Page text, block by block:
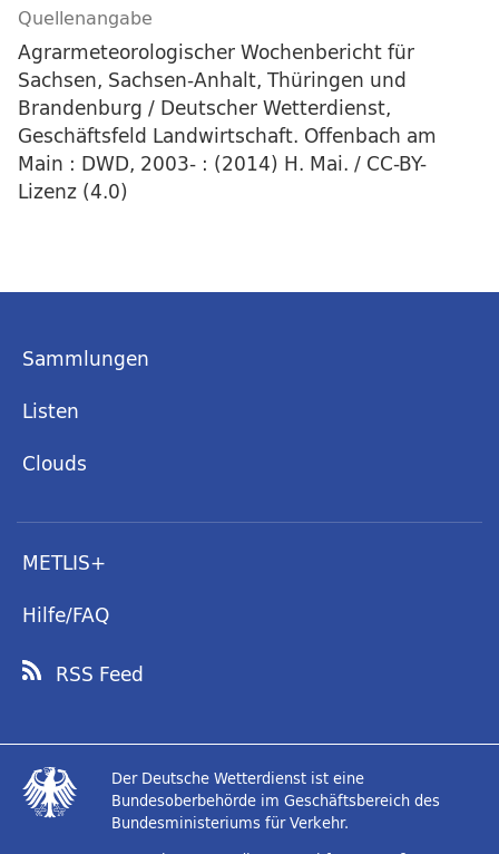
Quellenangabe
Agrarmeteorologischer Wochenbericht für
Sachsen, Sachsen-Anhalt, Thüringen und
Brandenburg / Deutscher Wetterdienst,
Geschäftsfeld Landwirtschaft. Offenbach am
Main : DWD, 2003- : (2014) H. Mai. / CC-BY-
Lizenz (4.0)
Sammlungen
Listen
Clouds
METLIS+
Hilfe/FAQ
RSS Feed
Der Deutsche Wetterdienst ist eine
Bundesoberbehörde im Geschäftsbereich des
Bundesministeriums für Verkehr.